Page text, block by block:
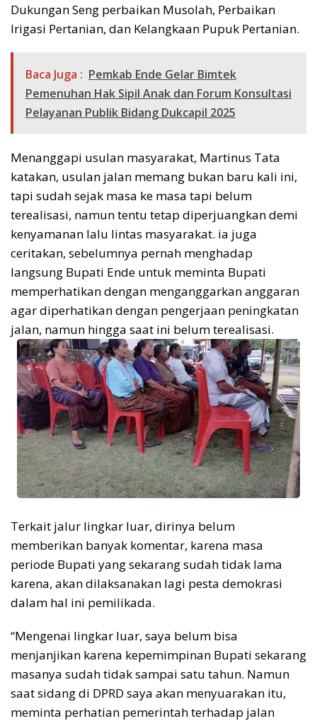
Dukungan Seng perbaikan Musolah, Perbaikan
Irigasi Pertanian, dan Kelangkaan Pupuk Pertanian.
Baca Juga : Pemkab Ende Gelar Bimtek
Pemenuhan Hak Sipil Anak dan Forum Konsultasi
Pelayanan Publik Bidang Dukcapil 2025
Menanggapi usulan masyarakat, Martinus Tata
katakan, usulan jalan memang bukan baru kali ini,
tapi sudah sejak masa ke masa tapi belum
terealisasi, namun tentu tetap diperjuangkan demi
kenyamanan lalu lintas masyarakat. ia juga
ceritakan, sebelumnya pernah menghadap
langsung Bupati Ende untuk meminta Bupati
memperhatikan dengan menganggarkan anggaran
agar diperhatikan dengan pengerjaan peningkatan
jalan, namun hingga saat ini belum terealisasi.
Terkait jalur lingkar luar, dirinya belum
memberikan banyak komentar, karena masa
periode Bupati yang sekarang sudah tidak lama
karena, akan dilaksanakan lagi pesta demokrasi
dalam hal ini pemilikada.
“Mengenai lingkar luar, saya belum bisa
menjanjikan karena kepemimpinan Bupati sekarang
masanya sudah tidak sampai satu tahun. Namun
saat sidang di DPRD saya akan menyuarakan itu,
meminta perhatian pemerintah terhadap jalan